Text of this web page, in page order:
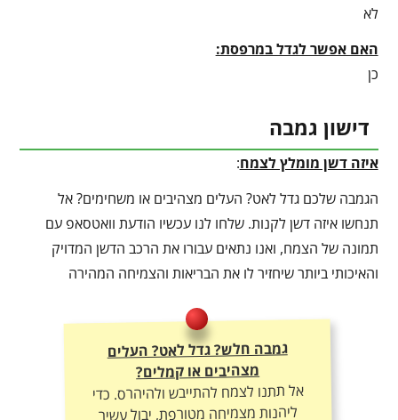
לא
האם אפשר לגדל במרפסת:
כן
דישון גמבה
איזה דשן מומלץ לצמח:
הגמבה שלכם גדל לאט? העלים מצהיבים או משחימים? אל
תנחשו איזה דשן לקנות. שלחו לנו עכשיו הודעת וואטסאפ עם
תמונה של הצמח, ואנו נתאים עבורו את הרכב הדשן המדויק
והאיכותי ביותר שיחזיר לו את הבריאות והצמיחה המהירה
גמבה חלש? גדל לאט? העלים
מצהיבים או קמלים?
אל תתנו לצמח להתייבש ולהיהרס. כדי
ליהנות מצמיחה מטורפת, יבול עשיר
ועלוקה ירוקה – חובה להתאים לו את